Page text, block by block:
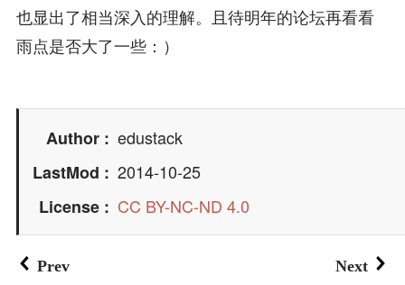
也显出了相当深入的理解。且待明年的论坛再看看
雨点是否大了一些：）
Author
edustack
LastMod
2014-10-25
License
CC BY-NC-ND 4.0
Prev Next